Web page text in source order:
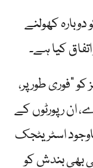
دوبارہ کھولنے
کیا ہے۔
کو "فوری طور پر،
ان رپورٹوں کے
اسٹریٹجک
بھی بندش کو